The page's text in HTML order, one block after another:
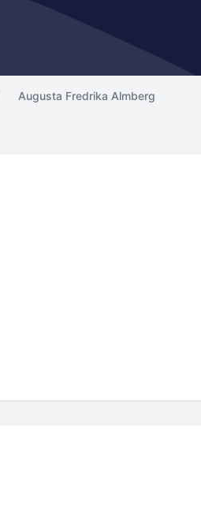
Augusta Fredrika Almberg